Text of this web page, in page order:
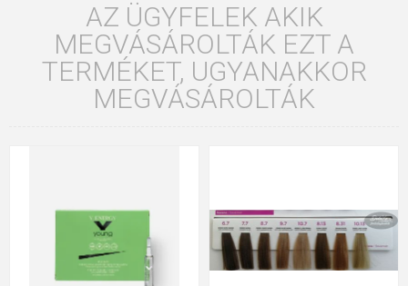
AZ ÜGYFELEK AKIK
MEGVÁSÁROLTÁK EZT A
TERMÉKET, UGYANAKKOR
MEGVÁSÁROLTÁK